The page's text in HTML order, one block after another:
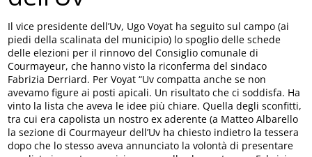
Il vice presidente dell’Uv, Ugo Voyat ha seguito sul campo (ai
piedi della scalinata del municipio) lo spoglio delle schede
delle elezioni per il rinnovo del Consiglio comunale di
Courmayeur, che hanno visto la riconferma del sindaco
Fabrizia Derriard. Per Voyat “Uv compatta anche se non
avevamo figure ai posti apicali. Un risultato che ci soddisfa. Ha
vinto la lista che aveva le idee più chiare. Quella degli sconfitti,
tra cui era capolista un nostro ex aderente (a Matteo Albarello
la sezione di Courmayeur dell’Uv ha chiesto indietro la tessera
dopo che lo stesso aveva annunciato la volontà di presentare